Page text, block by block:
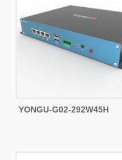
YONGU-G02-292W45H